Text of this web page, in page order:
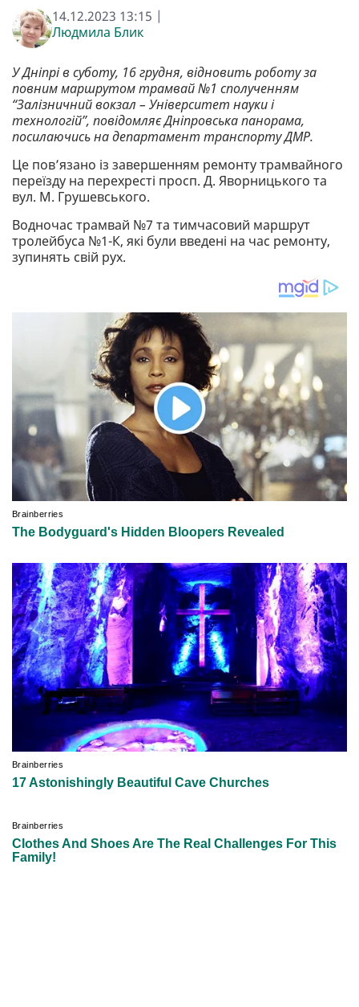
14.12.2023 13:15 |
Людмила Блик
У Дніпрі в суботу, 16 грудня, відновить роботу за
повним маршрутом трамвай №1 сполученням
“Залізничний вокзал – Університет науки і
технологій”, повідомляє Дніпровська панорама,
посилаючись на департамент транспорту ДМР.
Це пов’язано із завершенням ремонту трамвайного
переїзду на перехресті просп. Д. Яворницького та
вул. М. Грушевського.
Водночас трамвай №7 та тимчасовий маршрут
тролейбуса №1-К, які були введені на час ремонту,
зупинять свій рух.